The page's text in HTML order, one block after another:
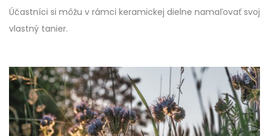
Účastníci si môžu v rámci keramickej dielne namaľovať svoj
vlastný tanier.